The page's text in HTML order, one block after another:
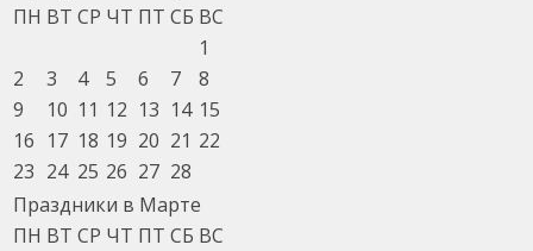
ПН ВТ СР ЧТ ПТ СБ ВС
1
2
3 4 5 6 7
8
9
10 11 12 13 14 15
16 17 18 19 20 21 22
23 24 25 26 27 28
Праздники в Марте
ПН ВТ СР ЧТ ПТ СБ ВС